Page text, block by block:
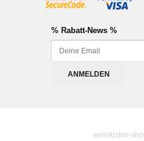
% Rabatt-News %
weinkisten-